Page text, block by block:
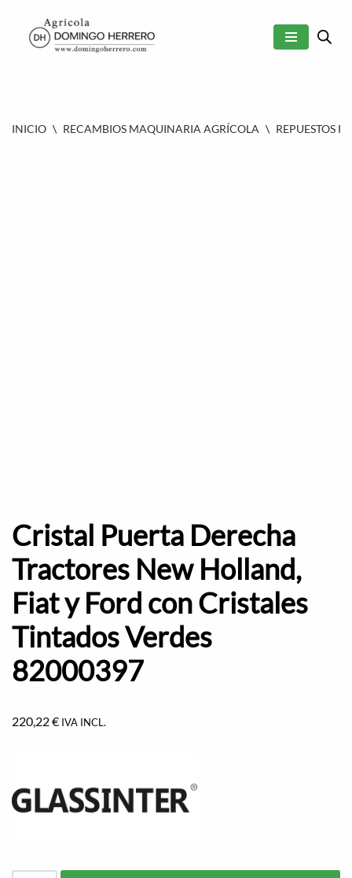
SALTAR
INICIO \ RECAMBIOS MAQUINARIA AGRÍCOLA \ REPUESTOS
Cristal Puerta Derecha
Tractores New Holland,
Fiat y Ford con Cristales
Tintados Verdes
82000397
220,22€ IVA INCL.